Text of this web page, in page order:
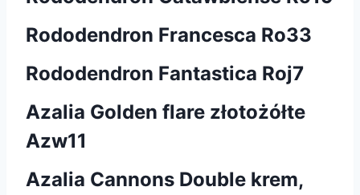
Rododendron Francesca Ro33
Rododendron Fantastica Roj7
Azalia Golden flare złotożółte
Azw11
Azalia Cannons Double krem,